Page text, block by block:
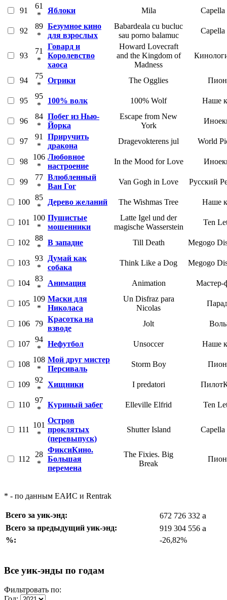
91
61
*
Яблоки Mila
92
89
*
Безумное кино
для взрослых
Babardeala cu bucluc
sau porno balamuc
93
71
*
Говард и
Королевство
хаоса
Howard Lovecraft
and the Kingdom of
Madness
94
75
*
Огрики The Ogglies
95
95
*
100% волк 100% Wolf Наше
96
84
*
Побег из Нью-
Йорка
Escape from New
York
97
91
*
Приручить
дракона
Dragevokterens jul World
98
106
*
Любовное
настроение
In the Mood for Love
99
77
*
Влюбленный
Ван Гог
Van Gogh in Love Русский
100
85
*
Дерево желаний The Wishmas Tree Наше
101
100
*
Пушистые
мошенники
Latte Igel und der
magische Wasserstein
Ten
102
88
*
В западне Till Death Megogo
103
93
*
Думай как
собака
Think Like a Dog Megogo
104
83
*
Анимация Animation Мастер-
105
109
*
Маски для
Николаса
Un Disfraz para
Nicolas
106 79
Красотка на
взводе
Jolt
107
94
*
Нефутбол Unsoccer Наше
108
108
*
Мой друг мистер
Персиваль
Storm Boy
109
92
*
Хищники I predatori
110
97
*
Куриный забег Elleville Elfrid Ten
111
101
*
Остров
проклятых
(перевыпуск)
Shutter Island
112
28
*
ФиксиКино.
Большая
перемена
The Fixies. Big
Break
* - по данным ЕАИС и Rentrak
Всего за уик-энд: 672 726 332 a
Всего за предыдущий уик-энд: 919 304 556 a
%: -26,82%
Все уик-энды по годам
Фильтровать по: